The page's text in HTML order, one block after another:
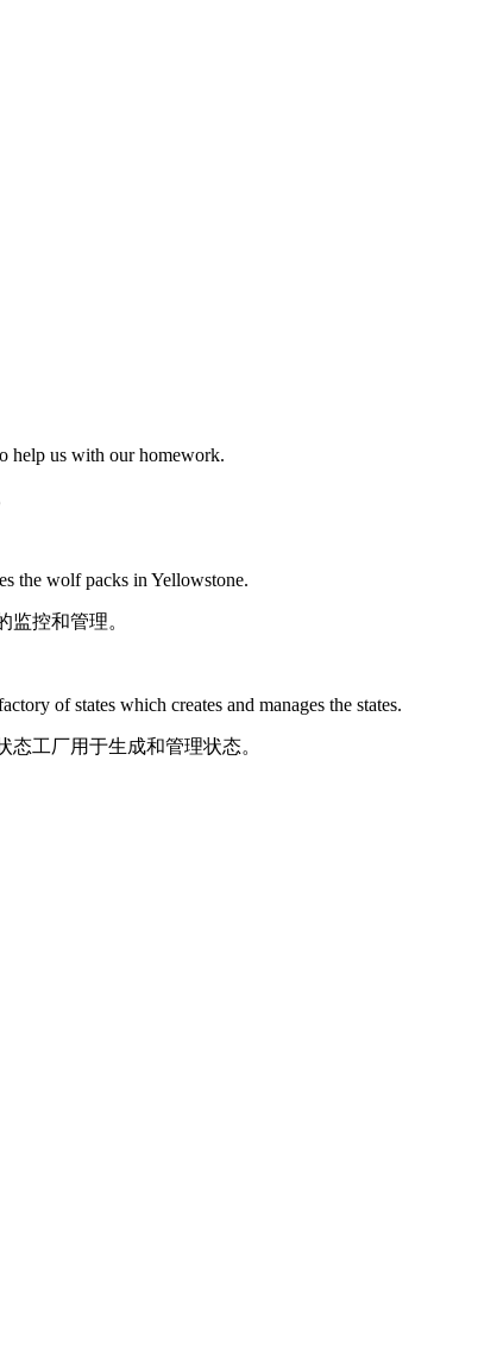
help us with our homework.
the wolf packs in Yellowstone.
控和管理。
of states which creates and manages the states.
态工厂用于生成和管理状态。